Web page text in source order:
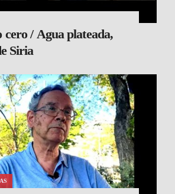
cero / Agua plateada,
Siria